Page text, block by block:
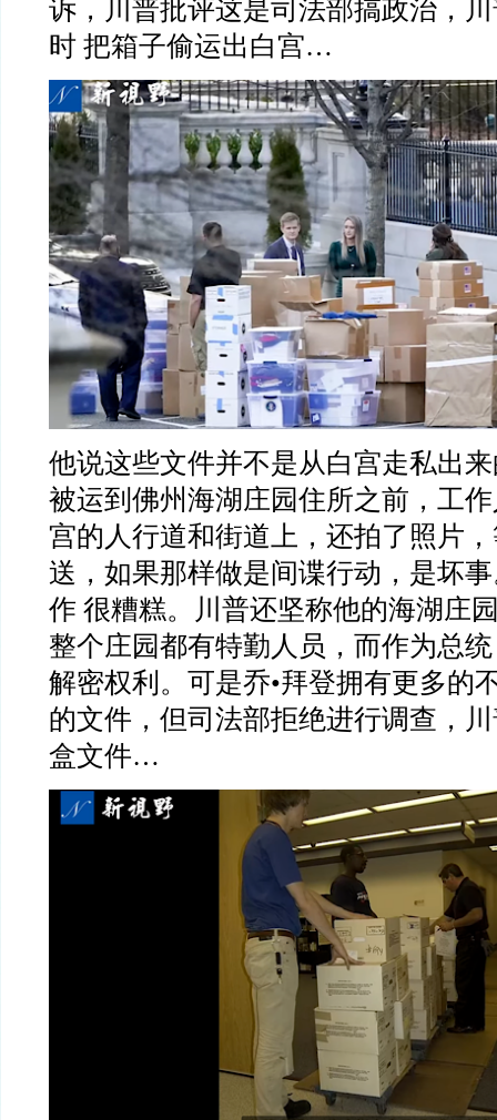
诉，川普批评这是司法部搞政治，
时 把箱子偷运出白宫…
他说这些文件并不是从白宫走私出
被运到佛州海湖庄园住所之前，工
宫的人行道和街道上，还拍了照片
送，如果那样做是间谍行动，是坏
作 很糟糕。川普还坚称他的海湖庄
整个庄园都有特勤人员，而作为总
解密权利。可是乔•拜登拥有更多的
的文件，但司法部拒绝进行调查，
盒文件…